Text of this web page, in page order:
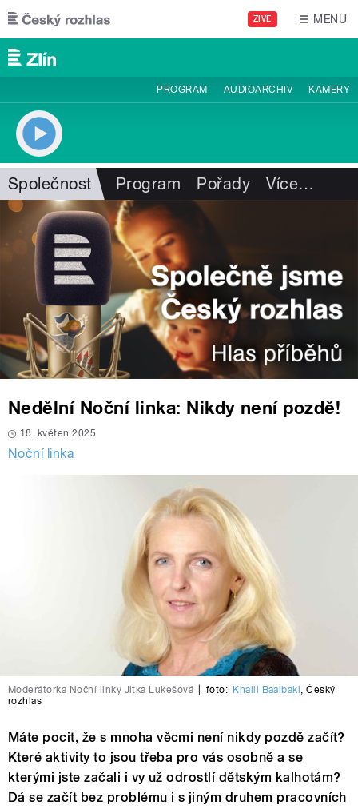
Přejít k hlavnímu obsahu
ŽIVĚ MENU
PROGRAM AUDIOARCHIV KAMERY
Společnost Program Pořady Více…
Nedělní Noční linka: Nikdy není pozdě!
18. květen 2025
Noční linka
Moderátorka Noční linky Jitka Lukešová foto: Khalil Baalbaki,Český
rozhlas
Máte pocit, že s mnoha věcmi není nikdy pozdě začít?
Které aktivity to jsou třeba pro vás osobně a se
kterými jste začali i vy už odrostlí dětským kalhotám?
Dá se začít bez problému i s jiným druhem pracovních